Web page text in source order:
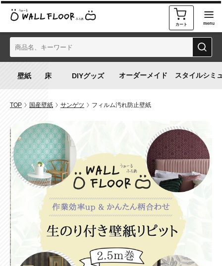
カート
オーダーメイド スタイルシミ
TOP 国産壁紙 サンゲツ フィルム汚れ防止壁紙